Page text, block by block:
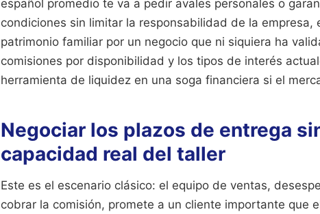
español promedio te va a pedir avales personales o
condiciones sin limitar la responsabilidad de la empresa,
patrimonio familiar por un negocio que ni siquiera ha
comisiones por disponibilidad y los tipos de interés
herramienta de liquidez en una soga financiera si el
Negociar los plazos de entrega
capacidad real del taller
Este es el escenario clásico: el equipo de ventas,
cobrar la comisión, promete a un cliente importante que